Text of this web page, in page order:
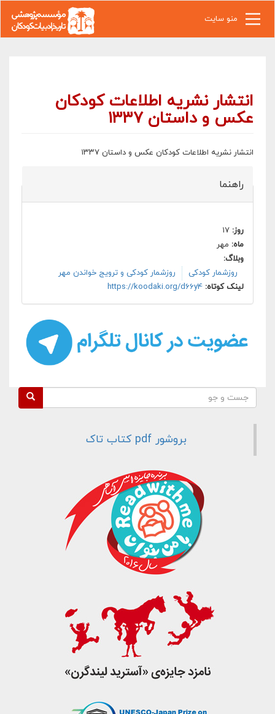
منو سایت
انتشار نشریه اطلاعات کودکان
عکس و داستان ۱۳۳۷
انتشار نشریه اطلاعات کودکان عکس و داستان ۱۳۳۷
راهنما
روز: ۱۷
ماه: مهر
وبلاگ:
روزشمار کودکی
روزشمار کودکی و ترویج خواندن مهر
لینک کوتاه: https://koodaki.org/d66y4
فرم جستجو
بروشور pdf کتاب تاک